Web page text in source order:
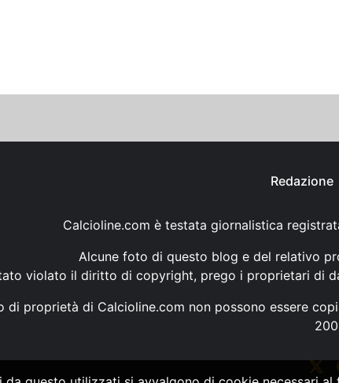
Redazione
Calcioline.com è testata giornalistica
Alcune foto di questo blog e del relativo
violato il diritto di copyright, prego i proprietari di
di proprietà di Calcioline.com non possono essere